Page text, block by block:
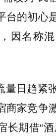
台的初心
因名称
量日趋紧
商家竞争
长期借“